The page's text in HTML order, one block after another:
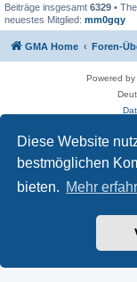
Diese Website
bestmöglichen
bieten. Mehr
Beiträge insgesamt 6329 •
neuestes Mitglied: mm0gqy
GMA Home Foren-
Powered by